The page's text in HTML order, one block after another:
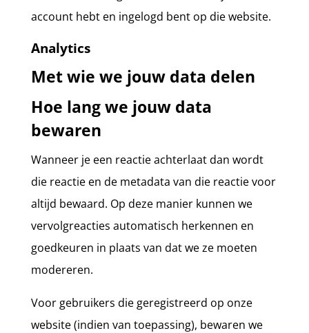
account hebt en ingelogd bent op die website.
Analytics
Met wie we jouw data delen
Hoe lang we jouw data
bewaren
Wanneer je een reactie achterlaat dan wordt
die reactie en de metadata van die reactie voor
altijd bewaard. Op deze manier kunnen we
vervolgreacties automatisch herkennen en
goedkeuren in plaats van dat we ze moeten
modereren.
Voor gebruikers die geregistreerd op onze
website (indien van toepassing), bewaren we